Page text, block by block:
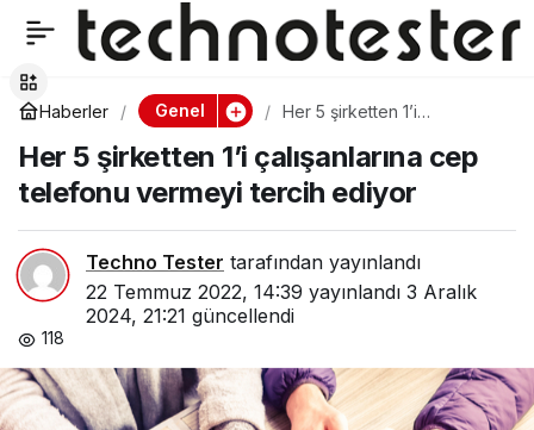
Haberler Genel
Her 5 şirketten 1’i
vermeyi tercih ediyor
Her 5 şirketten 1’i çalışanlarına cep
telefonu vermeyi tercih ediyor
Techno Tester tarafından yayınlandı
22 Temmuz 2022, 14:39 yayınlandı 3 Aralık
2024, 21:21 güncellendi
118
Logitech G Pro X
Superlight
Mouse’un pembe rengi
satışa sunuldu
Paylaş